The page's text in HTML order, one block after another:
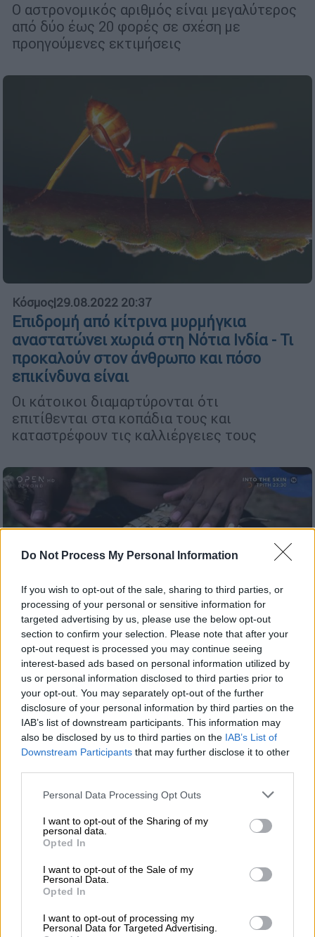
Do Not Process My Personal Information
If you wish to opt-out of the sale, sharing to third parties, or
processing of your personal or sensitive information for
targeted advertising by us, please use the below opt-out
section to confirm your selection. Please note that after your
opt-out request is processed you may continue seeing
interest-based ads based on personal information utilized by
us or personal information disclosed to third parties prior to
your opt-out. You may separately opt-out of the further
disclosure of your personal information by third parties on the
IAB’s list of downstream participants. This information may
also be disclosed by us to third parties on the IAB’s List of
Downstream Participants that may further disclose it to other
Please note that this website/app uses one or more Google
not limited to your visit or usage behaviour. You may click to
grant or deny consent to Google and its third-party tags to
use your data for below specified purposes in below Google
consent section.
Personal Data Processing Opt Outs
I want to opt-out of the Sharing of my
personal data.
Opted In
I want to opt-out of the Sale of my
Personal Data.
Opted In
I want to opt-out of processing my
Personal Data for Targeted Advertising.
O αστρονομικός αριθμός είναι μεγαλύτερος
από δύο έως 20 φορές σε σχέση με
προηγούμενες εκτιμήσεις
Κόσμος|29.08.2022 20:37
Επιδρομή από κίτρινα μυρμήγκια
αναστατώνει χωριά στη Νότια Ινδία - Τι
προκαλούν στον άνθρωπο και πόσο
επικίνδυνα είναι
Οι κάτοικοι διαμαρτύρονται ότι
επιτίθενται στα κοπάδια τους και
καταστρέφουν τις καλλιέργειες τους
Τηλεόραση|12.01.2021 14:43
Γιώργος Μαυρίδης: Στα βάθη του
Αμαζονίου η τελετή με τα δηλητηριώδη
μυρμήγκια
Η εκπομπή «Into the Skin» και ο Γιώργος
Μαυρίδης ταξιδεύουν στα βάθη του
Αμαζονίου την Τρίτη στις 23:30 στο OPEN